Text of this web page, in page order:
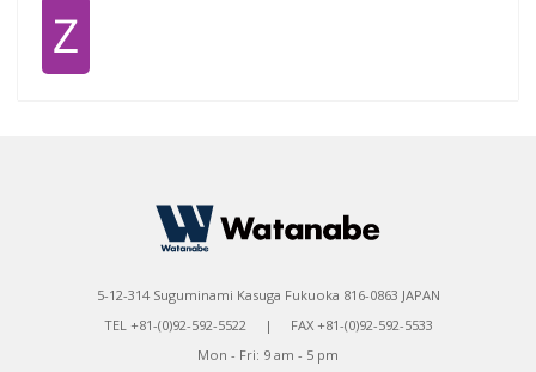
Ｚ
5-12-314 Suguminami Kasuga Fukuoka 816-0863 JAPAN
TEL +81-(0)92-592-5522 | FAX +81-(0)92-592-5533
Mon - Fri: 9 am - 5 pm